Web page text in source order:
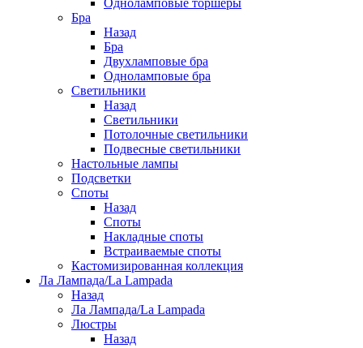
Одноламповые торшеры
Бра
Назад
Бра
Двухламповые бра
Одноламповые бра
Светильники
Назад
Светильники
Потолочные светильники
Подвесные светильники
Настольные лампы
Подсветки
Споты
Назад
Споты
Накладные споты
Встраиваемые споты
Кастомизированная коллекция
Ла Лампада/La Lampada
Назад
Ла Лампада/La Lampada
Люстры
Назад